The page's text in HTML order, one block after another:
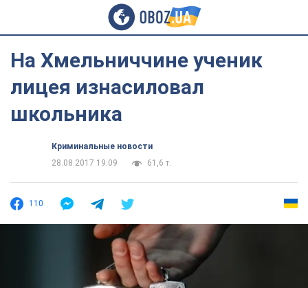
На Хмельниччине ученик
лицея изнасиловал
школьника
Криминальные новости
28.08.2017 19:09
61,6 т.
110